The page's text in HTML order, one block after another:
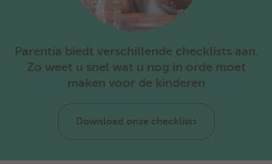
Parentia biedt verschillende checklists aan.
Zo weet u snel wat u nog in orde moet
maken voor de kinderen
Download onze checklists